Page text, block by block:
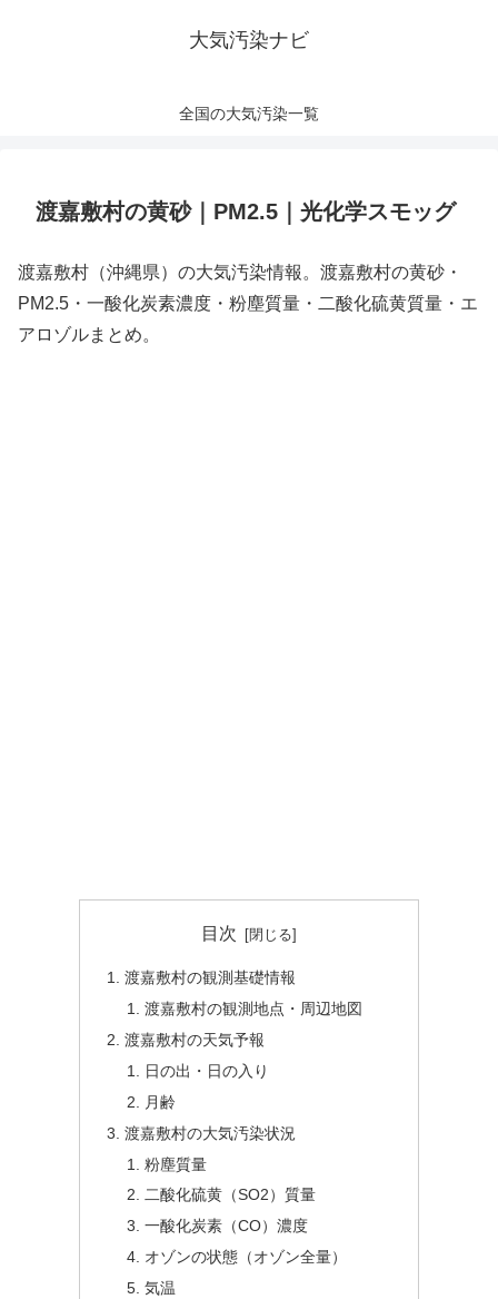
大気汚染ナビ
全国の大気汚染一覧
渡嘉敷村の黄砂｜PM2.5｜光化学スモッグ
渡嘉敷村（沖縄県）の大気汚染情報。渡嘉敷村の黄砂・
PM2.5・一酸化炭素濃度・粉塵質量・二酸化硫黄質量・エ
アロゾルまとめ。
目次
渡嘉敷村の観測基礎情報
渡嘉敷村の観測地点・周辺地図
渡嘉敷村の天気予報
日の出・日の入り
月齢
渡嘉敷村の大気汚染状況
粉塵質量
二酸化硫黄（SO2）質量
一酸化炭素（CO）濃度
オゾンの状態（オゾン全量）
気温